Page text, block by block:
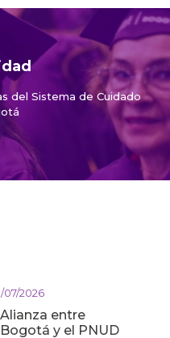
del Sistema de Cuidado